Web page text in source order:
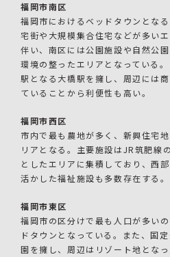
福岡市南区
福岡市におけるベッドタウンとな
宅街や大規模集合住宅などが多い
伴い、南区には公園施設や自然公
環境の整ったエリアとなっている
駅となる大橋駅を擁し、周辺には
ていることから利便性も高い。
福岡市西区
市内で最も農地が多く、新興住宅
リアとなる。主要施設はJR筑肥線
としたエリアに集積しており、西
活かした福祉施設も多数存在する。
福岡市東区
福岡市の区分けで最も人口が多い
ドタウンとなっている。また、国
園を擁し、周辺はリゾート地とな